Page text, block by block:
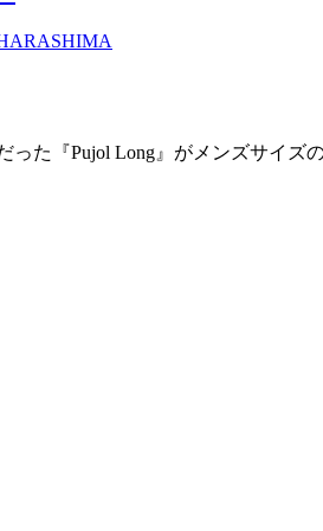
った『Pujol Long』がメンズサイズ